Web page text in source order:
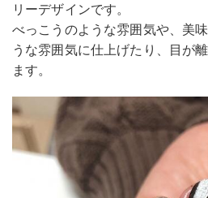
リーデザインです。
べっこうのような雰囲気や、美
うな雰囲気に仕上げたり、目が
ます。